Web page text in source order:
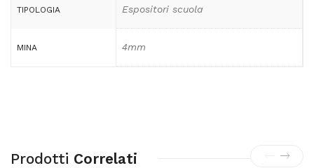
TIPOLOGIA Espositori scuola
MINA 4mm
Prodotti Correlati